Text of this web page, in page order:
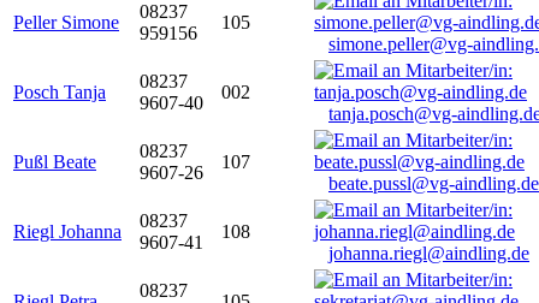
Peller Simone
08237
959156
105
simone.peller@vg-
Posch Tanja
08237
9607-40
002
tanja.posch@vg-
Pußl Beate
08237
9607-26
107
beate.pussl@vg-aindling.de
Riegl Johanna
08237
9607-41
108
johanna.riegl@aindling.de
08237